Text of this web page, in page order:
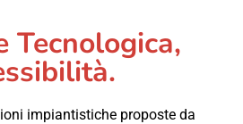
Tecnologica,
impiantistiche proposte da